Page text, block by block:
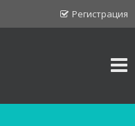
Регистрация